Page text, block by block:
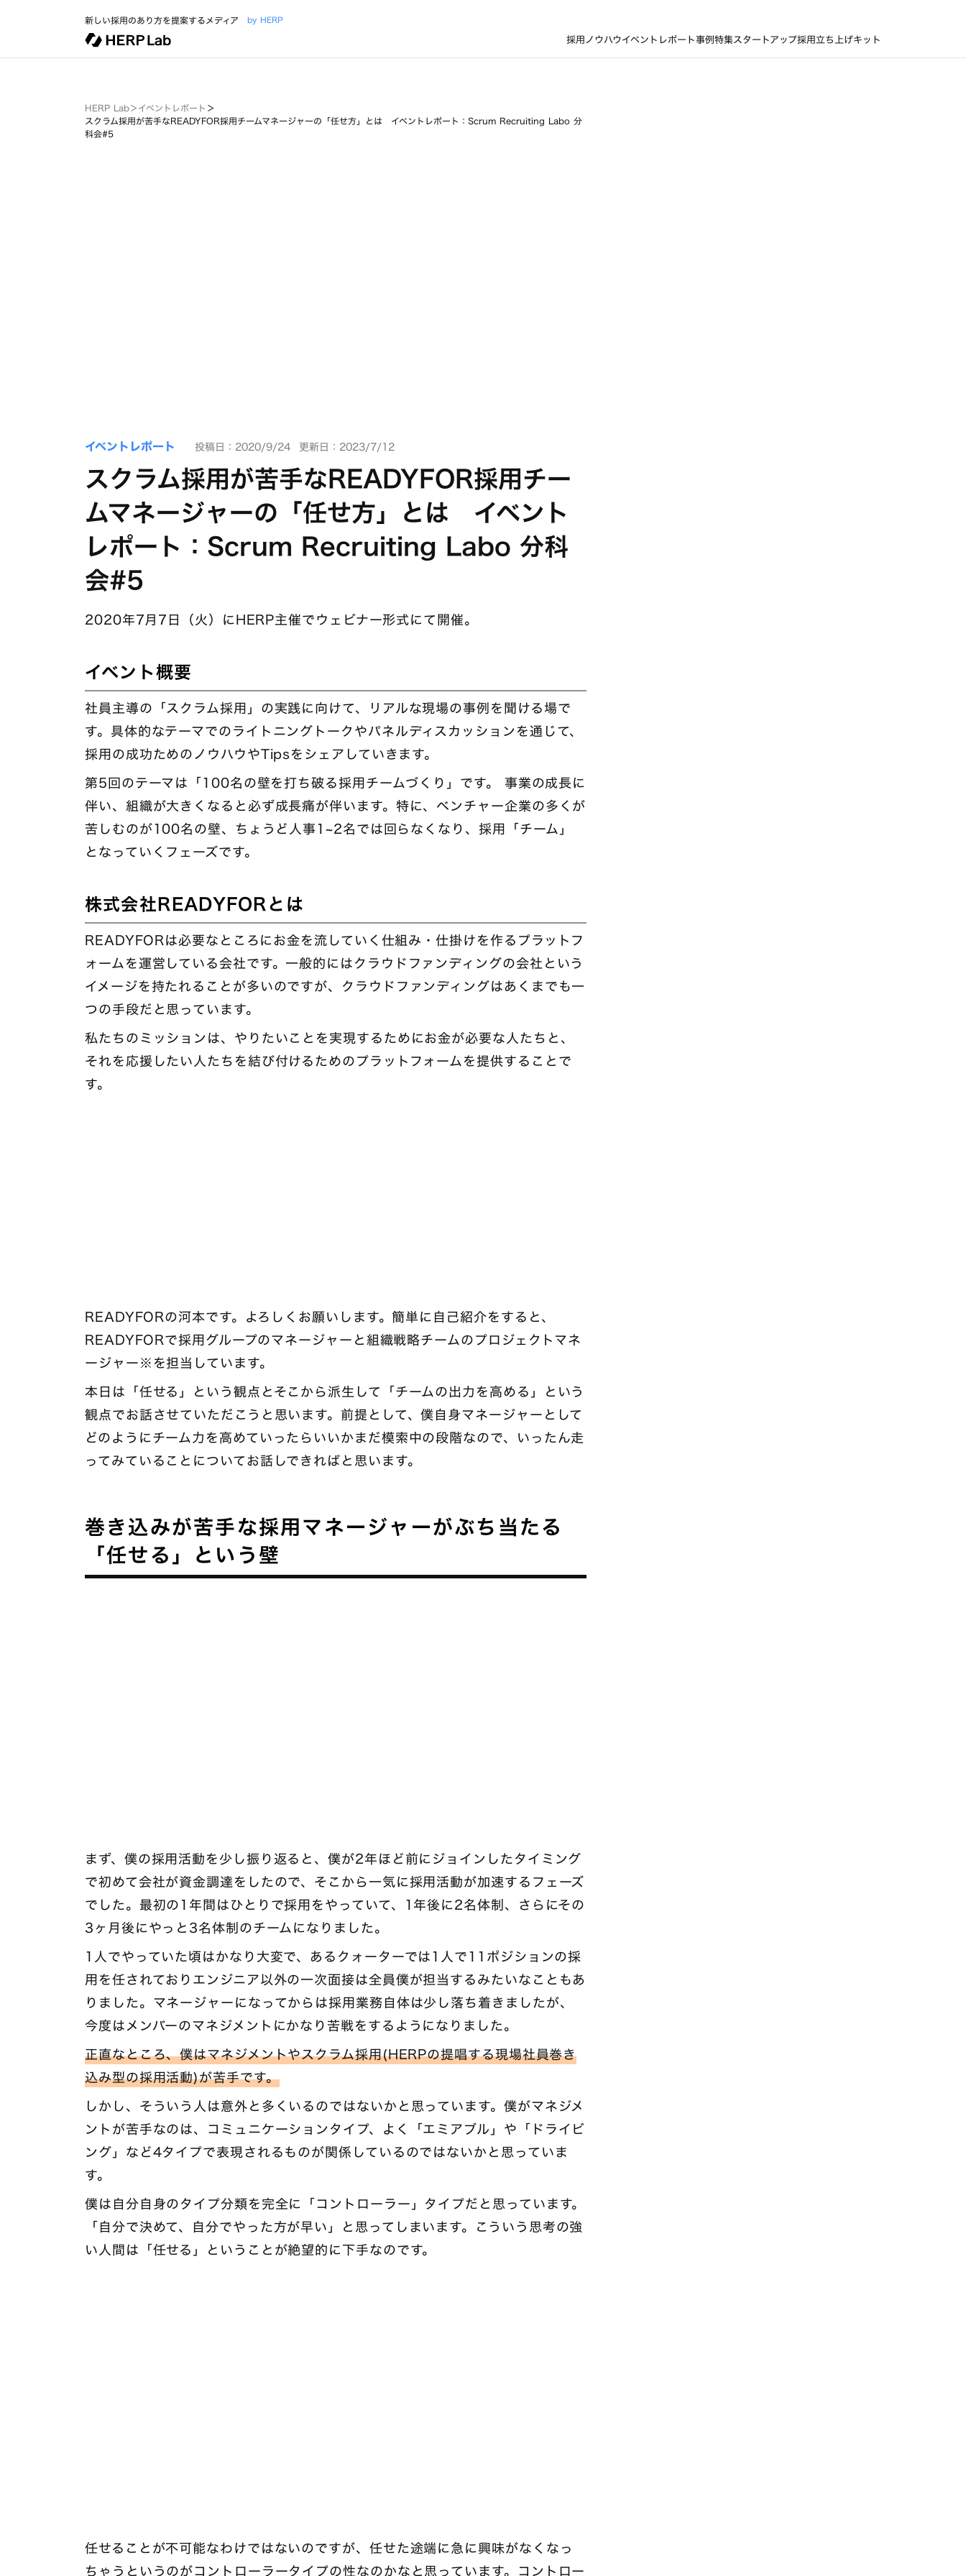
新しい採用のあり方を提案するメディア by HERP
採用ノウハウイベントレポート事例特集スタートアップ採用立ち上げキット
HERP Lab＞イベントレポート ＞
スクラム採用が苦手なREADYFOR採用チームマネージャーの「任せ方」とは イベントレポート：Scrum Recruiting Labo 分
科会#5
イベントレポート 投稿日：2020/9/24 更新日：2023/7/12
スクラム採用が苦手なREADYFOR採用チー
ムマネージャーの「任せ方」とは イベント
レポート：Scrum Recruiting Labo 分科
会#5
2020年7月7日（火）にHERP主催でウェビナー形式にて開催。
イベント概要
社員主導の「スクラム採用」の実践に向けて、リアルな現場の事例を聞ける場で
す。具体的なテーマでのライトニングトークやパネルディスカッションを通じて、
採用の成功ためのノウハウやTipsをシェアしていきます。
第5回のテーマは「100名の壁を打ち破る採用チームづくり」です。 事業の成長に
伴い、組織が大きくなると必ず成長痛が伴います。特に、ベンチャー企業の多くが
苦しむのが100名の壁、ちょうど人事1~2名では回らなくなり、採用「チーム」
となっていくフェーズです。
株式会社READYFORとは
READYFORは必要なところにお金を流していく仕組み・仕掛けを作るプラットフ
ォームを運営している会社です。一般的にはクラウドファンディングの会社という
イメージを持たれることが多いのですが、クラウドファンディングはあくまでも一
つの手段だと思っています。
私たちのミッションは、やりたいことを実現するためにお金が必要な人たちと、
それを応援したい人たちを結び付けるためのプラットフォームを提供することで
す。
READYFORの河本です。よろしくお願いします。簡単に自己紹介をすると、
READYFORで採用グループのマネージャーと組織戦略チームのプロジェクトマネ
ージャー※を担当しています。
本日は「任せる」という観点とそこから派生して「チームの出力を高める」という
観点でお話させていただこうと思います。前提として、僕自身マネージャーとして
どのようにチーム力を高めていったらいいかまだ模索中の段階なので、いったん走
ってみていることについてお話しできればと思います。
巻き込みが苦手な採用マネージャーがぶち当たる
「任せる」という壁
まず、僕の採用活動を少し振り返ると、僕が2年ほど前にジョインしたタイミング
で初めて会社が資金調達をしたので、そこから一気に採用活動が加速するフェーズ
でした。最初の1年間はひとりで採用をやっていて、1年後に2名体制、さらにその
3ヶ月後にやっと3名体制のチームになりました。
1人でやっていた頃はかなり大変で、あるクォーターでは1人で11ポジションの採
用を任されておりエンジニア以外の一次面接は全員僕が担当するみたいなこともあ
りました。マネージャーになってからは採用業務自体は少し落ち着きましたが、
今度はメンバーのマネジメントにかなり苦戦をするようになりました。
正直なところ、僕はマネジメントやスクラム採用(HERPの提唱する現場社員巻き
込み型の採用活動)が苦手です。
しかし、そういう人は意外と多くいるのではないかと思っています。僕がマネジメ
ントが苦手なのは、コミュニケーションタイプ、よく「エミアブル」や「ドライビ
ング」など4タイプで表現されるものが関係しているのではないかと思っていま
す。
僕は自分自身のタイプ分類を完全に「コントローラー」タイプだと思っています。
「自分で決めて、自分でやった方が早い」と思ってしまいます。こういう思考の強
い人間は「任せる」ということが絶望的に下手なのです。
任せることが不可能なわけではないのですが、任せた途端に急に興味がなくなっ
ちゃうというのがコントローラータイプの性なのかなと思っています。コントロー